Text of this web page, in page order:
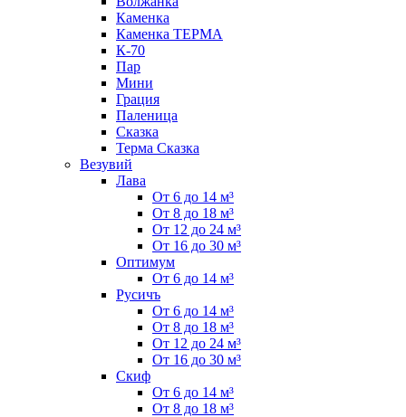
Каменка
Каменка ТЕРМА
К-70
Пар
Мини
Грация
Паленица
Сказка
Терма Сказка
Везувий
Лава
От 6 до 14 м³
От 8 до 18 м³
От 12 до 24 м³
От 16 до 30 м³
Оптимум
От 6 до 14 м³
Русичъ
От 6 до 14 м³
От 8 до 18 м³
От 12 до 24 м³
От 16 до 30 м³
Скиф
От 6 до 14 м³
От 8 до 18 м³